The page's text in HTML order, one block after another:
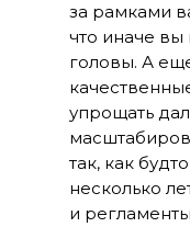
за рамками
что иначе
головы. А
упрощать
так, как
несколько
и